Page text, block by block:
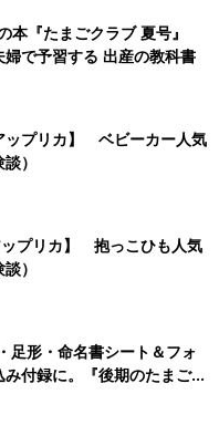
本『たまごクラブ 夏号』
婦で予習する 出産の教科書
ップリカ】 ベビーカー人気
）
ップリカ】 抱っこひも人気
）
足形・命名書シート＆フォ
付録に。『後期のたまごク